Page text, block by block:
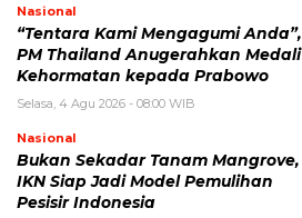
Nasional
“Tentara Kami Mengagumi Anda”,
PM Thailand Anugerahkan Medali
Kehormatan kepada Prabowo
Selasa, 4 Agu 2026 - 08:00 WIB
Nasional
Bukan Sekadar Tanam Mangrove,
IKN Siap Jadi Model Pemulihan
Pesisir Indonesia